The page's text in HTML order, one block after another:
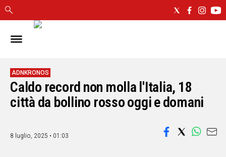
IN
CAGLIARI
SASSARI
NUORO
ORISTANO
GALLURA
ADNKRONOS
Caldo record non molla l'Italia, 18
città da bollino rosso oggi e domani
8 luglio, 2025 • 01:03